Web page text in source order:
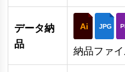
データ納
品
Ai JPG
納品ファイ